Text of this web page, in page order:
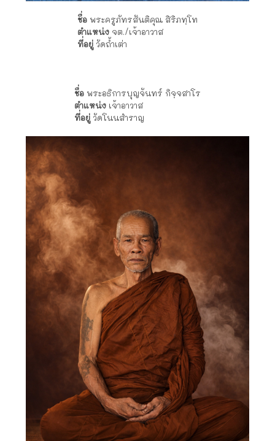
ชื่อ พระครูภัทรสันติคุณ สิริภทฺโท
ตำแหน่ง จต./เจ้าอาวาส
ที่อยู่ วัดถ้ำเต่า
ชื่อ พระอธิการบุญจันทร์ กิจฺจสาโร
ตำแหน่ง เจ้าอาวาส
ที่อยู่ วัดโนนสำราญ